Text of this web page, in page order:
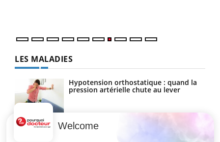
LES MALADIES
Hypotension orthostatique : quand la
pression artérielle chute au lever
Drépanocytose : une déformation des
Welcome